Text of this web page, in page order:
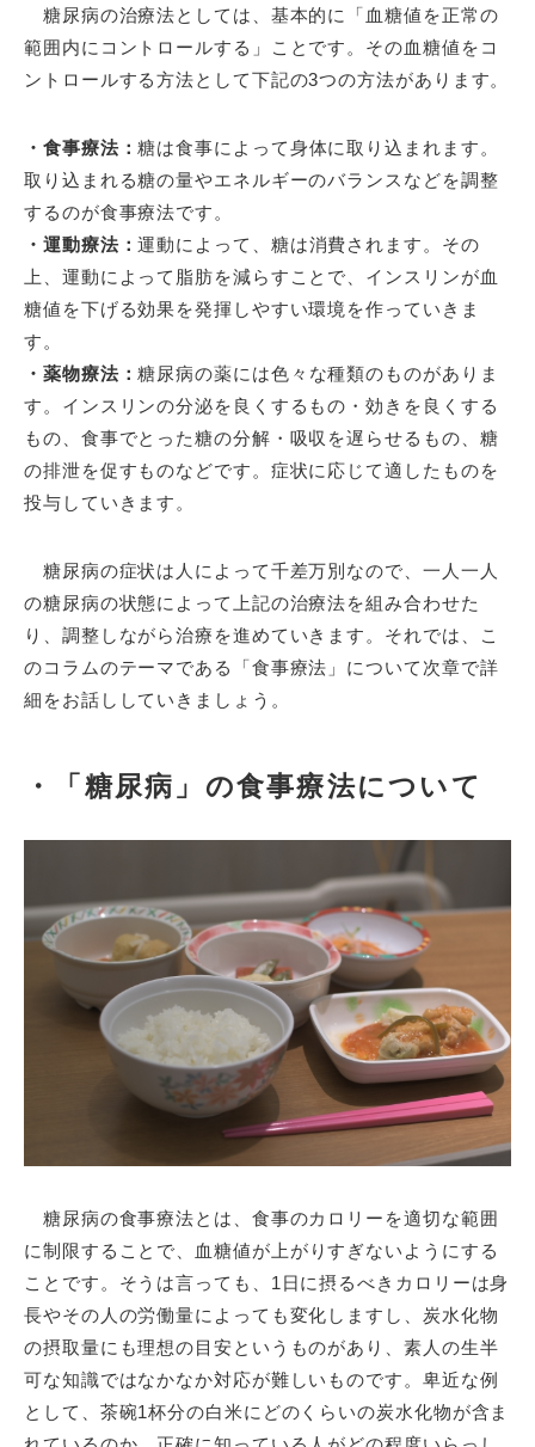
糖尿病の治療法としては、基本的に「血糖値を正常の
範囲内にコントロールする」ことです。その血糖値をコ
ントロールする方法として下記の3つの方法があります。
・食事療法：糖は食事によって身体に取り込まれます。
取り込まれる糖の量やエネルギーのバランスなどを調整
するのが食事療法です。
・運動療法：運動によって、糖は消費されます。その
上、運動によって脂肪を減らすことで、インスリンが血
糖値を下げる効果を発揮しやすい環境を作っていきま
す。
・薬物療法：糖尿病の薬には色々な種類のものがありま
す。インスリンの分泌を良くするもの・効きを良くする
もの、食事でとった糖の分解・吸収を遅らせるもの、糖
の排泄を促すものなどです。症状に応じて適したものを
投与していきます。
糖尿病の症状は人によって千差万別なので、 一人一人
の糖尿病の状態によって上記の治療法を組み合わせた
り、調整しながら治療を進めていきます。それでは、こ
のコラムのテーマである「食事療法」について次章で詳
細をお話ししていきましょう。
・「糖尿病」の食事療法について
糖尿病の食事療法とは、食事のカロリーを適切な範囲
に制限することで、
血糖値が上がりすぎないようにする
ことです。そうは言っても、1日に摂るべきカロリーは身
長やその人の労働量によっても変化しますし、炭水化物
の摂取量にも理想の目安というものがあり、素人の生半
可な知識ではなかなか対応が難しいものです。卑近な例
として、茶碗1杯分の白米にどのくらいの炭水化物が含ま